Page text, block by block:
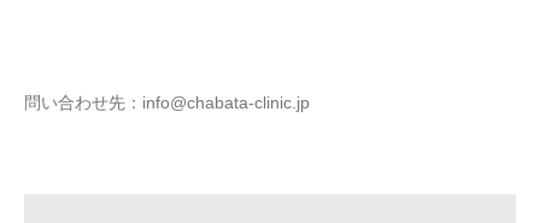
問い合わせ先：info@chabata-clinic.jp